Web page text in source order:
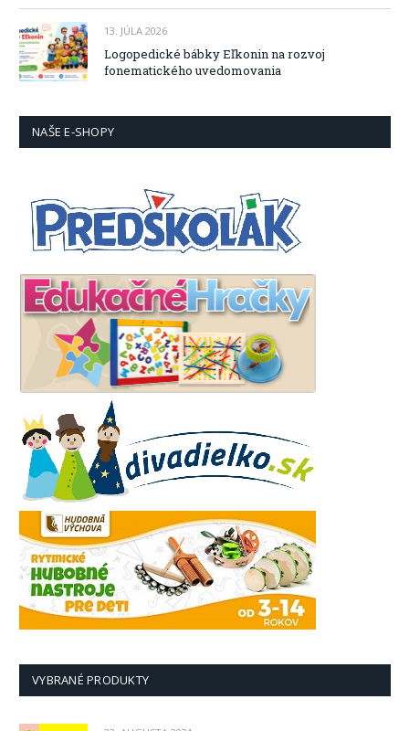
13. JÚLA 2026
Logopedické bábky Eľkonin na rozvoj
fonematického uvedomovania
NAŠE E-SHOPY
VYBRANÉ PRODUKTY